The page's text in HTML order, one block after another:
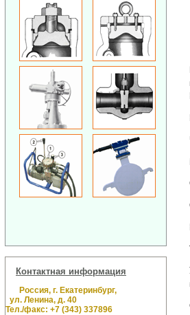
Контактная информация
Россия, г. Екатеринбург,
ул. Ленина, д. 40
Тел./факс: +7 (343) 337896